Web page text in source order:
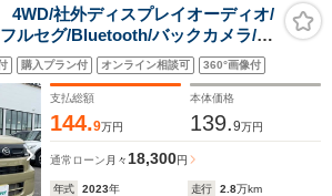
ダー 前後/ヘッドラン
プ LED
ー 電動シート
社外ディスプレイオーディオ/
ルセグ/Bluetooth/バックカメラ/ド
被害軽減ブレーキ/片側パワースラ
イト
購入プラン付 オンライン相談可 360°画像付
支払総額
144.9万円
本体価格
139.9万円
通常ローン 月々 18,300円
年式 2023年 走行 2.8万km